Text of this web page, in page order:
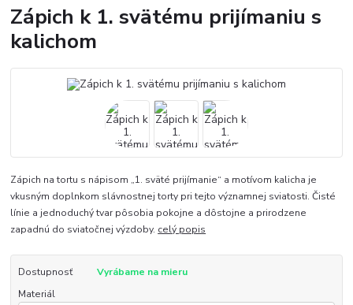
Zápich k 1. svätému prijímaniu s
kalichom
Zápich na tortu s nápisom „1. sväté prijímanie“ a motívom kalicha je
vkusným doplnkom slávnostnej torty pri tejto významnej sviatosti. Čisté
línie a jednoduchý tvar pôsobia pokojne a dôstojne a prirodzene
zapadnú do sviatočnej výzdoby. celý popis
Dostupnosť
Vyrábame na mieru
Materiál